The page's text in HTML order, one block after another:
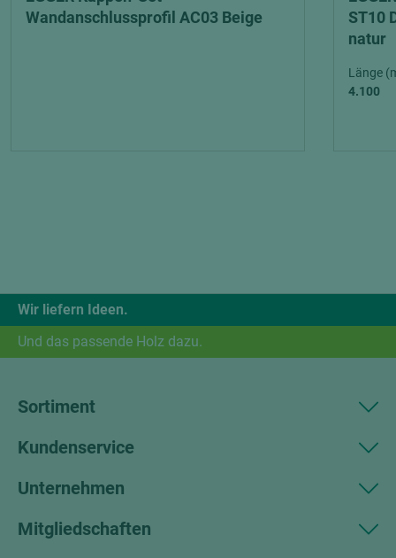
Wandanschlussprofil AC03 Beige
ST10
natur
Länge
4.100
Wir liefern Ideen.
Und das passende Holz dazu.
Sortiment
Kundenservice
Unternehmen
Mitgliedschaften